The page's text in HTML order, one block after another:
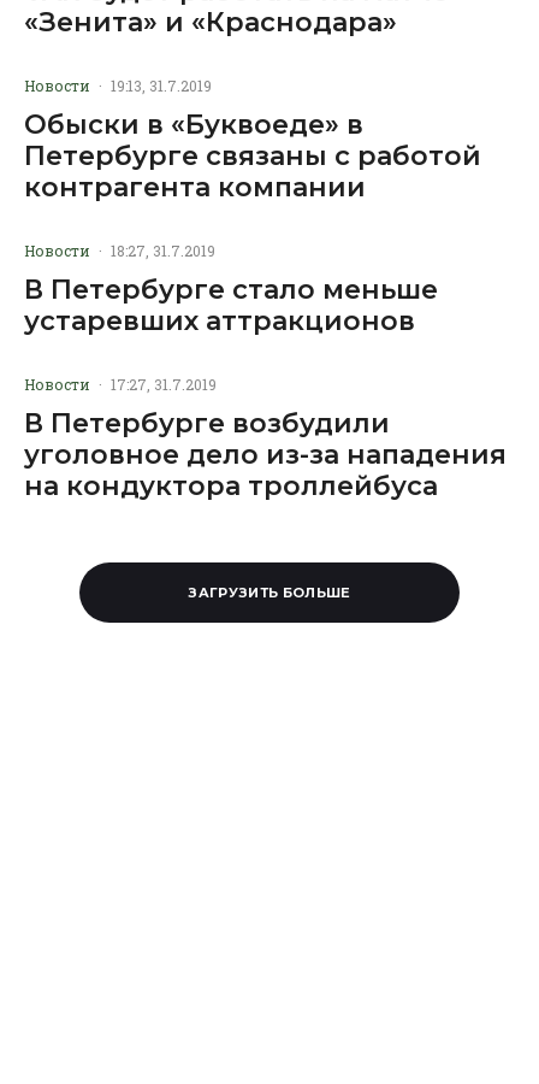
«Зенита» и «Краснодара»
Новости · 19:13, 31.7.2019
Обыски в «Буквоеде» в
Петербурге связаны с работой
контрагента компании
Новости · 18:27, 31.7.2019
В Петербурге стало меньше
устаревших аттракционов
Новости · 17:27, 31.7.2019
В Петербурге возбудили
уголовное дело из-за нападения
на кондуктора троллейбуса
ЗАГРУЗИТЬ БОЛЬШЕ